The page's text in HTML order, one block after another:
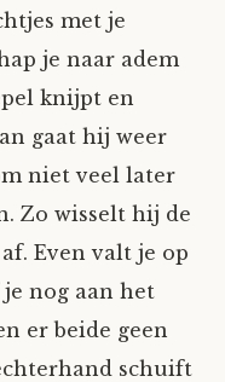
met je
je naar adem
knijpt en
gaat hij weer
niet veel later
Zo wisselt hij de
Even valt je op
nog aan het
er beide geen
schuift